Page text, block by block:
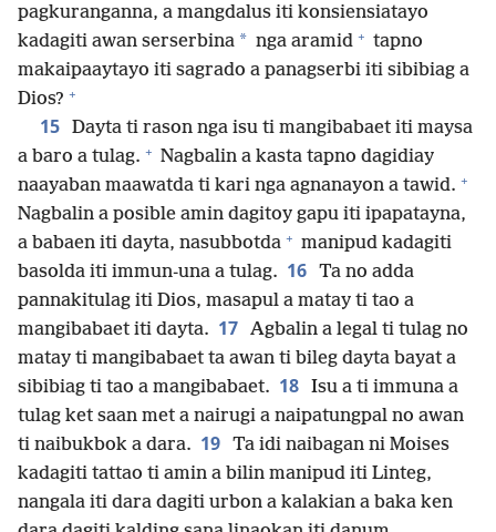
pagkuranganna, a mangdalus iti konsiensiatayo
kadagiti awan serserbina * nga aramid + tapno
makaipaaytayo iti sagrado a panagserbi iti sibibiag a
Dios? +
15 Dayta ti rason nga isu ti mangibabaet iti maysa
a baro a tulag. + Nagbalin a kasta tapno dagidiay
naayaban maawatda ti kari nga agnanayon a tawid. +
Nagbalin a posible amin dagitoy gapu iti ipapatayna,
a babaen iti dayta, nasubbotda + manipud kadagiti
basolda iti immun-una a tulag. 16 Ta no adda
pannakitulag iti Dios, masapul a matay ti tao a
mangibabaet iti dayta. 17 Agbalin a legal ti tulag no
matay ti mangibabaet ta awan ti bileg dayta bayat a
sibibiag ti tao a mangibabaet. 18 Isu a ti immuna a
tulag ket saan met a nairugi a naipatungpal no awan
ti naibukbok a dara. 19 Ta idi naibagan ni Moises
kadagiti tattao ti amin a bilin manipud iti Linteg,
nangala iti dara dagiti urbon a kalakian a baka ken